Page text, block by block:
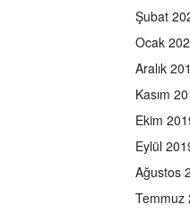
Şubat
Ocak
Aralık
Kasım
Ekim
Eylül
Ağustos
Temmuz